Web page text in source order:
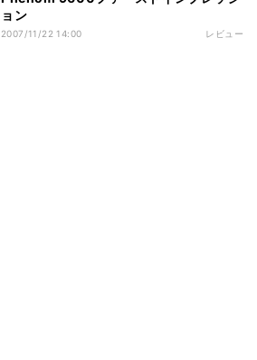
ョン
2007/11/22 14:00 レビュー